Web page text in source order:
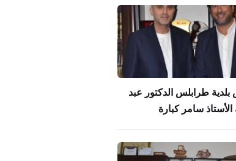
طرابلس الدكتور عبد
سامر كبارة